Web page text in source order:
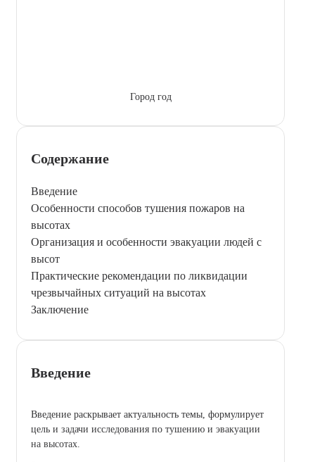
Город год
Содержание
Введение
Особенности способов тушения пожаров на
высотах
Организация и особенности эвакуации людей с
высот
Практические рекомендации по ликвидации
чрезвычайных ситуаций на высотах
Заключение
Введение
Введение раскрывает актуальность темы, формулирует
цель и задачи исследования по тушению и эвакуации
на высотах.